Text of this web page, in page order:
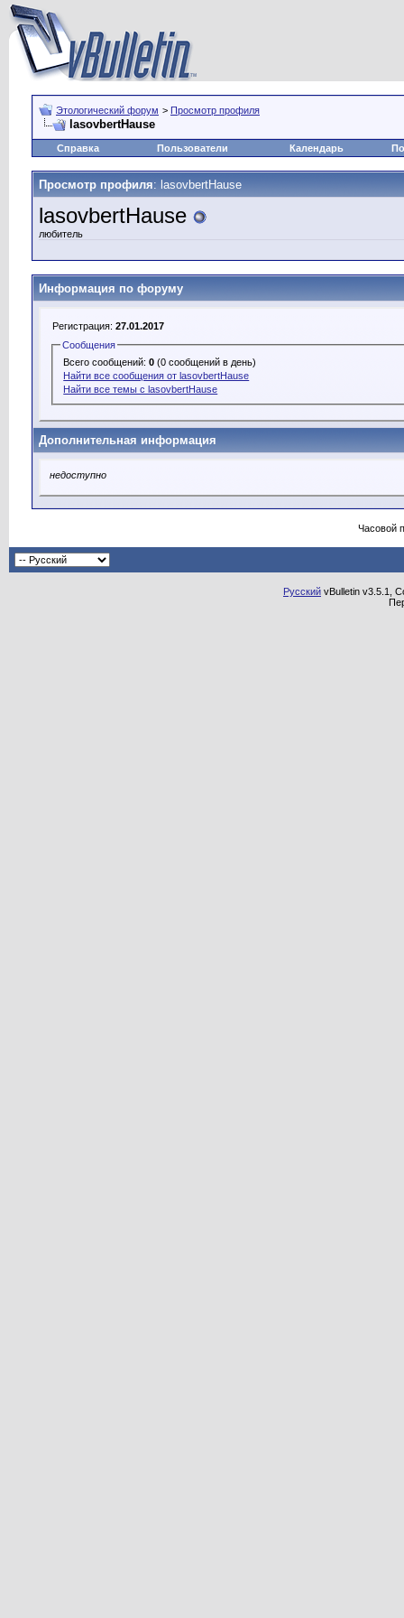
Этологический форум > Просмотр профиля
lasovbertHause
Справка Пользователи Календарь
Просмотр профиля: lasovbertHause
lasovbertHause
любитель
Информация по форуму
Регистрация: 27.01.2017
Сообщения
Всего сообщений:0 (0 сообщений в день)
Найти все сообщения от lasovbertHause
Найти все темы с lasovbertHause
Дополнительная информация
недоступно
Часовой
Русский vBulletin v3.5.1,